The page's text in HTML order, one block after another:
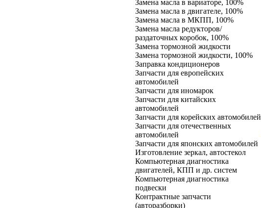
Замена масла в вариаторе, 100%
Замена масла в двигателе, 100%
Замена масла в МКПП, 100%
Замена масла редукторов/
раздаточных коробок, 100%
Замена тормозной жидкости
Замена тормозной жидкости, 100%
Заправка кондиционеров
Запчасти для европейских
автомобилей
Запчасти для иномарок
Запчасти для китайских
автомобилей
Запчасти для корейских автомобилей
Запчасти для отечественных
автомобилей
Запчасти для японских автомобилей
Изготовление зеркал, автостекол
Компьютерная диагностика
двигателей, КПП и др. систем
Компьютерная диагностика
подвески
Контрактные запчасти
(авторазборки)